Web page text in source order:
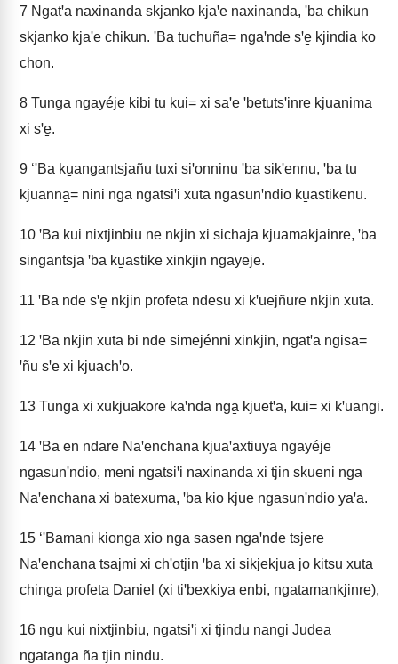
7 Ngatꞌa naxinanda skjanko kjaꞌe naxinanda, ꞌba chikun
skjanko kjaꞌe chikun. ꞌBa tuchuña= ngaꞌnde sꞌe̱ kjindia ko
chon.
8 Tunga ngayéje kibi tu kui= xi saꞌe ꞌbetutsꞌinre kjuanima
xi sꞌe̱.
9 ‘ꞌBa ku̱angantsjañu tuxi siꞌonninu ꞌba sikꞌennu, ꞌba tu
kjuanna̱= nini nga ngatsiꞌi xuta ngasunꞌndio ku̱astikenu.
10 ꞌBa kui nixtjinbiu ne nkjin xi sichaja kjuamakjainre, ꞌba
singantsja ꞌba ku̱astike xinkjin ngayeje.
11 ꞌBa nde sꞌe̱ nkjin profeta ndesu xi kꞌuejñure nkjin xuta.
12 ꞌBa nkjin xuta bi nde simejénni xinkjin, ngatꞌa ngisa=
ꞌñu sꞌe xi kjuachꞌo.
13 Tunga xi xukjuakore kaꞌnda nga̱ kjuetꞌa, kui= xi kꞌuangi.
14 ꞌBa en ndare Naꞌenchana kjuaꞌaxtiuya ngayéje
ngasunꞌndio, meni ngatsiꞌi naxinanda xi tjin skueni nga
Naꞌenchana xi batexuma, ꞌba kio kjue ngasunꞌndio yaꞌa.
15 ‘ꞌBamani kionga xio nga sasen ngaꞌnde tsjere
Naꞌenchana tsajmi xi chꞌotjin ꞌba xi sikjekjua jo kitsu xuta
chinga profeta Daniel (xi tiꞌbexkiya enbi, ngatamankjinre),
16 ngu kui nixtjinbiu, ngatsiꞌi xi tjindu nangi Judea
ngatanga ña tjin nindu.